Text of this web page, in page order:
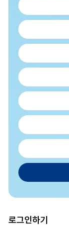
로그인하기